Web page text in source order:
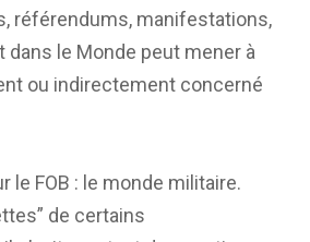
référendums, manifestations,
dans le Monde peut mener à
ou indirectement concerné
FOB : le monde militaire.
de certains